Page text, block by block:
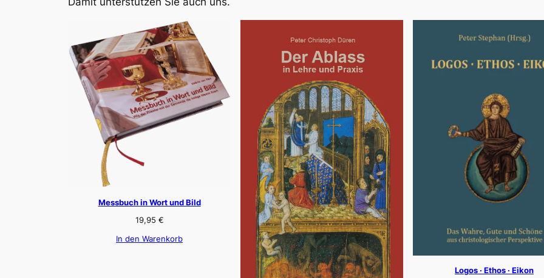
Messbuch in Wort und Bild
19,95 €
In den Warenkorb
Logos · Ethos · Eikon